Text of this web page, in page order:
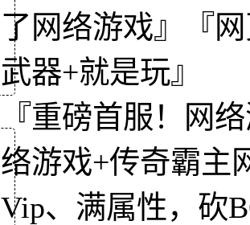
了网络游戏』『
武器+就是玩』
『重磅首服！网
络游戏+传奇霸主
Vip、满属性，砍